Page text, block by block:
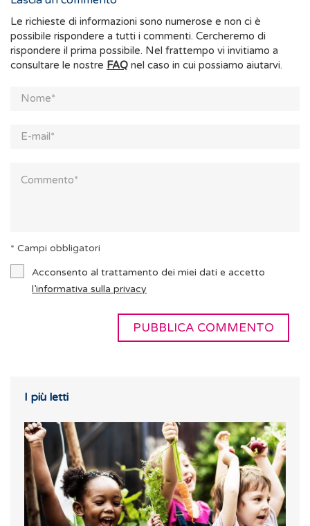
Le richieste di informazioni sono numerose e non ci è
possibile rispondere a tutti i commenti. Cercheremo di
rispondere il prima possibile. Nel frattempo vi invitiamo a
consultare le nostre FAQ nel caso in cui possiamo aiutarvi.
* Campi obbligatori
Acconsento al trattamento dei miei dati e accetto
l’informativa sulla privacy
I più letti